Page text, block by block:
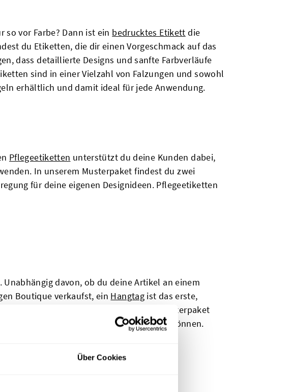
Über Cookies
so vor Farbe? Dann ist ein bedrucktes Etikett die
du Etiketten, die dir einen Vorgeschmack auf das
dass detaillierte Designs und sanfte Farbverläufe
sind in einer Vielzahl von Falzungen und sowohl
erhältlich und damit ideal für jede Anwendung.
Pflegeetiketten unterstützt du deine Kunden dabei,
In unserem Musterpaket findest du zwei
für deine eigenen Designideen. Pflegeetiketten
Unabhängig davon, ob du deine Artikel an einem
Boutique verkaufst, ein Hangtag ist das erste,
Größe und Marke schauen. Unser Musterpaket
die an jedes Design angepasst werden können.